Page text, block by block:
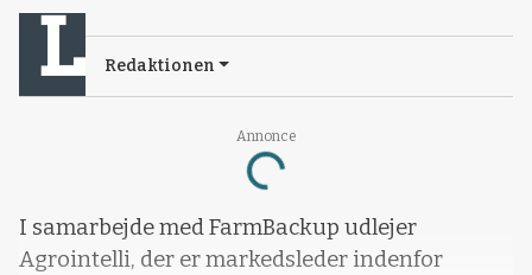
Annonce
Loading...
Redaktionen
I samarbejde med FarmBackup udlejer
Agrointelli, der er markedsleder indenfor